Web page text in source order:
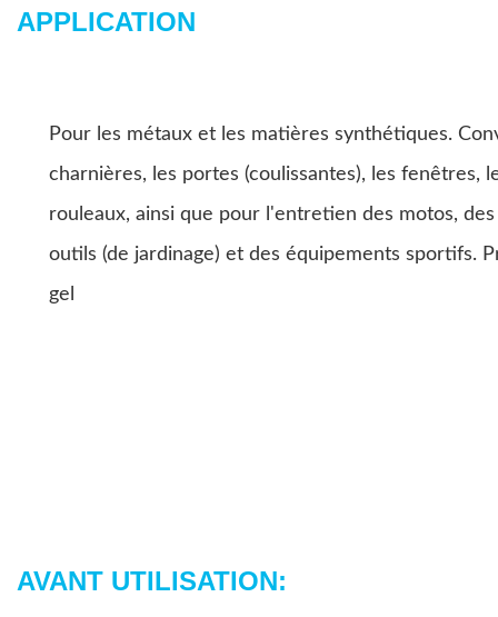
APPLICATION
Pour les métaux et les matières synthétiques.
charnières, les portes (coulissantes), les fenêtres,
rouleaux, ainsi que pour l'entretien des motos,
outils (de jardinage) et des équipements sportifs.
gel
AVANT UTILISATION: